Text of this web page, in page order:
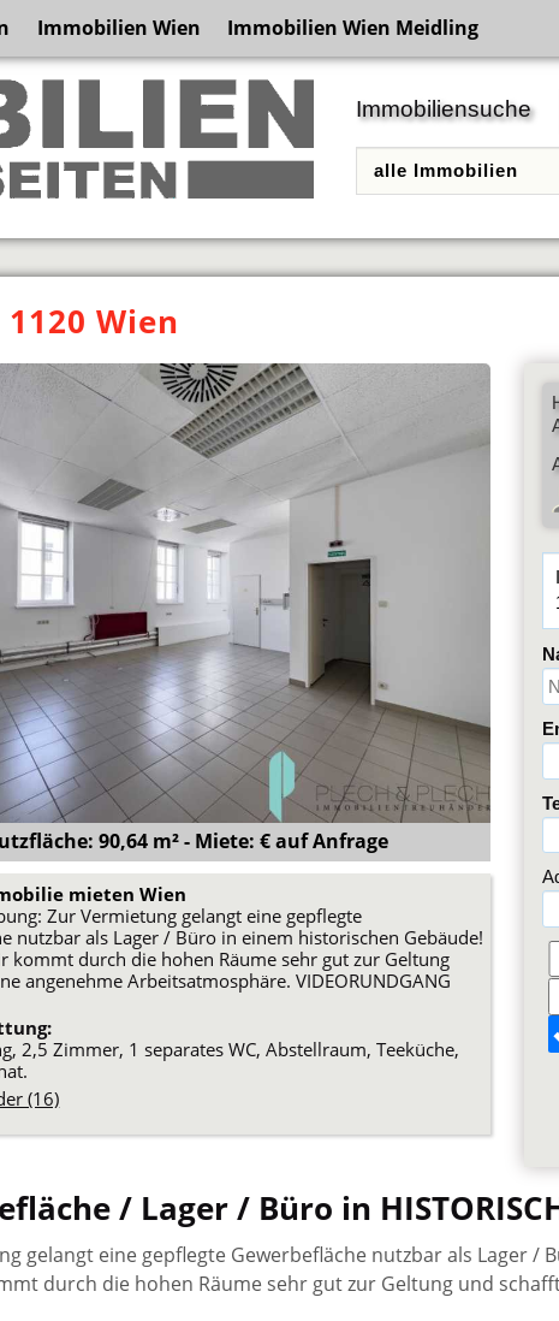
Immobilien Wien Immobilien Wien Meidling
Immobiliensuche
Wien
90,64 m² - Miete: € auf Anfrage
mieten Wien
Zur Vermietung gelangt eine gepflegte
nutzbar als Lager / Büro in einem historischen Gebäude!
kommt durch die hohen Räume sehr gut zur Geltung
angenehme Arbeitsatmosphäre. VIDEORUNDGANG
2,5 Zimmer, 1 separates WC, Abstellraum, Teeküche,
(16)
/ Lager / Büro in
gelangt eine gepflegte Gewerbefläche nutzbar als Lager /
durch die hohen Räume sehr gut zur Geltung und